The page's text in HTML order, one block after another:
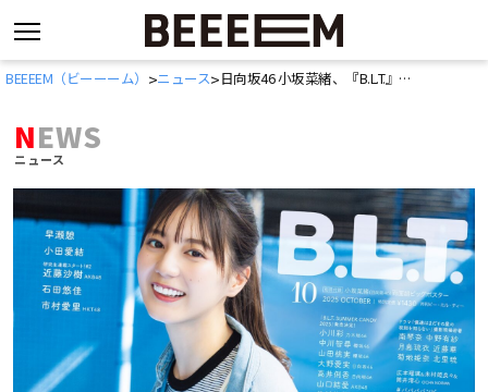
コ
ス
BEEEEM（ビーーーム） >ニュース> 日向坂46 小坂菜緒、『B.L.T.』表紙解禁
NEWS
ニュース